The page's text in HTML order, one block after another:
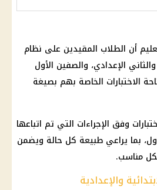
أن الطلاب المقيدين على نظام
الإعدادي، والصفين الأول
الاختبارات الخاصة بهم بصيغة
وفق الإجراءات التي تم اتباعها
بما يراعي طبيعة كل حالة ويضمن
مناسب.
والإعدادية